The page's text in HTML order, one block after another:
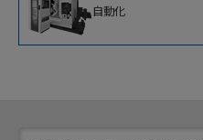
IoTソリューション
自動化